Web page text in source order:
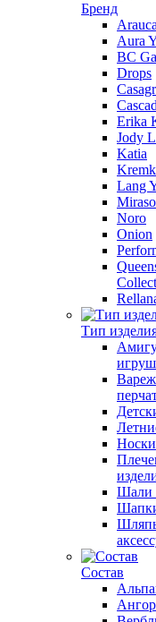
Бренд
Aura
BC
Drops
Erika
Jody
Katia
Lang
Noro
Onion
Тип
Носки
Шали
Состав